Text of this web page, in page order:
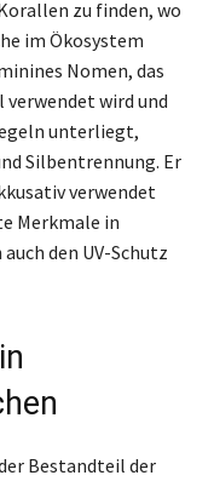
zu finden, wo
im Ökosystem
Nomen, das
wird und
unterliegt,
Silbentrennung. Er
verwendet
Merkmale in
den UV-Schutz
Bestandteil der